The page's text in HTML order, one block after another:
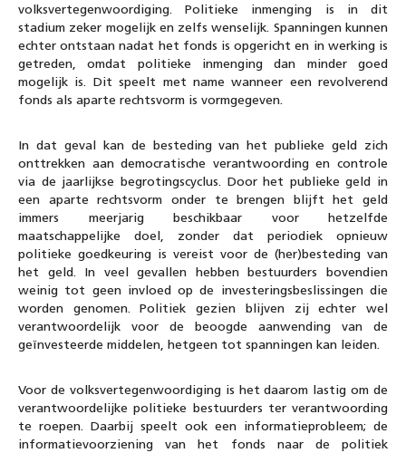
volksvertegenwoordiging. Politieke inmenging is in dit
stadium zeker mogelijk en zelfs wenselijk. Spanningen kunnen
echter ontstaan nadat het fonds is opgericht en in werking is
getreden, omdat politieke inmenging dan minder goed
mogelijk is. Dit speelt met name wanneer een revolverend
fonds als aparte rechtsvorm is vormgegeven.
In dat geval kan de besteding van het publieke geld zich
onttrekken aan democratische verantwoording en controle
via de jaarlijkse begrotingscyclus. Door het publieke geld in
een aparte rechtsvorm onder te brengen blijft het geld
immers meerjarig beschikbaar voor hetzelfde
maatschappelijke doel, zonder dat periodiek opnieuw
politieke goedkeuring is vereist voor de (her)besteding van
het geld. In veel gevallen hebben bestuurders bovendien
weinig tot geen invloed op de investeringsbeslissingen die
worden genomen. Politiek gezien blijven zij echter wel
verantwoordelijk voor de beoogde aanwending van de
geïnvesteerde middelen, hetgeen tot spanningen kan leiden.
Voor de volksvertegenwoordiging is het daarom lastig om de
verantwoordelijke politieke bestuurders ter verantwoording
te roepen. Daarbij speelt ook een informatieprobleem; de
informatievoorziening van het fonds naar de politiek